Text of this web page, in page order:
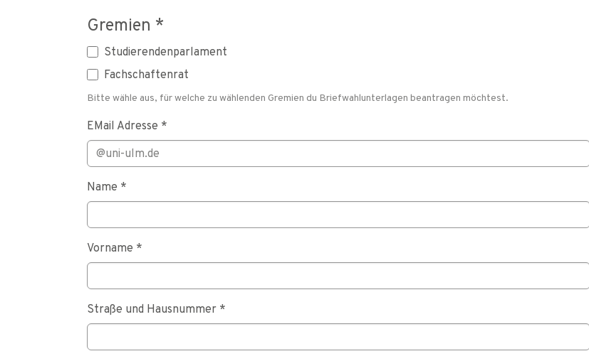
Gremien *
Studierendenparlament
Fachschaftenrat
Bitte wähle aus, für welche zu wählenden Gremien du Briefwahlunterlagen beantragen möchtest.
EMail Adresse *
Name *
Vorname *
Straße und Hausnummer *